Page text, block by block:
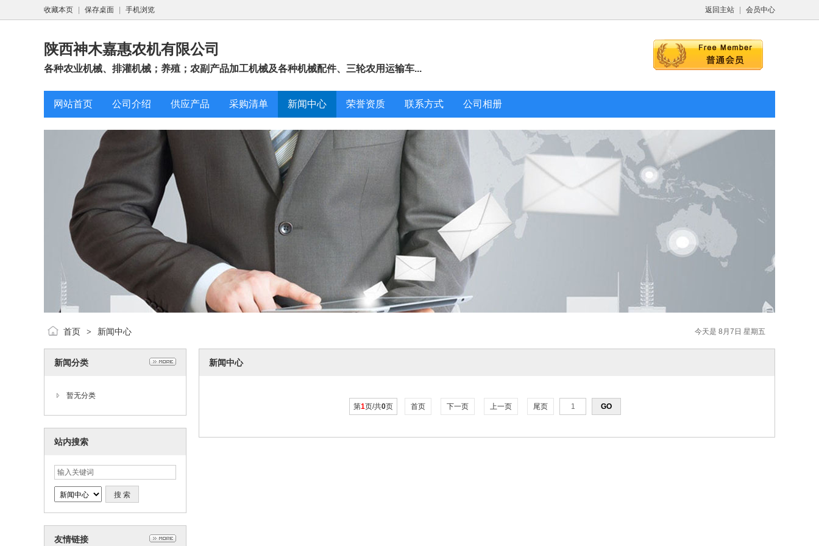
返回主站 会员中心
收藏本页 保存桌面 手机浏览
陕西神木嘉惠农机有限公司
各种农业机械、排灌机械；养殖；农副产品加工机械及各种机械配件、三轮农用运输车...
网站首页 公司介绍 供应产品 采购清单 新闻中心 荣誉资质 联系方式 公司相册
今天是 8月7日 星期五
首页 > 新闻中心
新闻分类
暂无分类
站内搜索
友情链接
新闻中心
第1页/共0页 首页 下一页 上一页 尾页